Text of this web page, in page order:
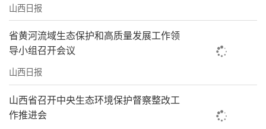
山西日报
省黄河流域生态保护和高质量发展工作领
导小组召开会议
山西日报
山西省召开中央生态环境保护督察整改工
作推进会